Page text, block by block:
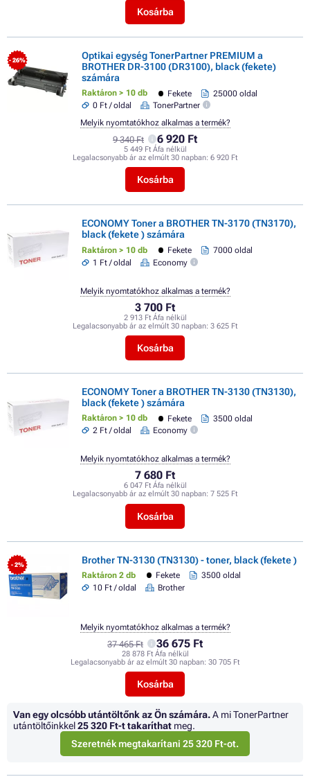
Kosárba
- 26%
Optikai egység TonerPartner PREMIUM a
BROTHER DR-3100 (DR3100), black (fekete)
számára
Raktáron > 10 db Fekete
25000 oldal
0 Ft / oldal
TonerPartner
9 340 Ft 6 920 Ft
5 449 Ft Áfa nélkül
Legalacsonyabb ár az elmúlt 30 napban: 6 920 Ft
Kosárba
Melyik nyomtatókhoz alkalmas a termék?
ECONOMY Toner a BROTHER TN-3170 (TN3170),
black (fekete ) számára
Raktáron > 10 db Fekete
7000 oldal
1 Ft / oldal
Economy
3 700 Ft
2 913 Ft Áfa nélkül
Legalacsonyabb ár az elmúlt 30 napban: 3 625 Ft
Kosárba
Melyik nyomtatókhoz alkalmas a termék?
ECONOMY Toner a BROTHER TN-3130 (TN3130),
black (fekete ) számára
Raktáron > 10 db Fekete
3500 oldal
2 Ft / oldal
Economy
7 680 Ft
6 047 Ft Áfa nélkül
Legalacsonyabb ár az elmúlt 30 napban: 7 525 Ft
Kosárba
Melyik nyomtatókhoz alkalmas a termék?
- 2% Brother TN-3130 (TN3130) - toner, black (fekete )
Raktáron 2 db Fekete
3500 oldal
10 Ft / oldal
Brother
37 465 Ft 36 675 Ft
28 878 Ft Áfa nélkül
Legalacsonyabb ár az elmúlt 30 napban: 30 705 Ft
Kosárba
Melyik nyomtatókhoz alkalmas a termék?
Van egy olcsóbb utántöltőnk az Ön számára.A mi TonerPartner
utántöltőinkkel25 320 Ft-t takaríthat meg.
Szeretnék megtakarítani 25 320 Ft-ot.